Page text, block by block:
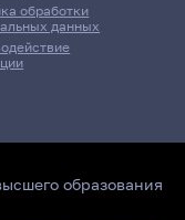
обработки
данных
образования